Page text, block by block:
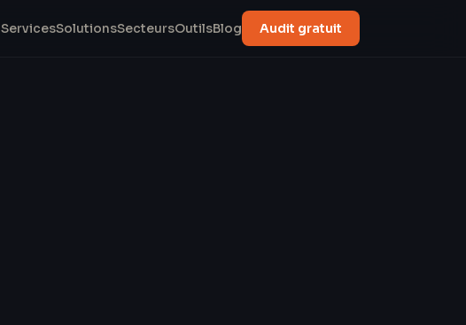
ServicesSolutionsSecteursOutilsBlog Audit gratuit